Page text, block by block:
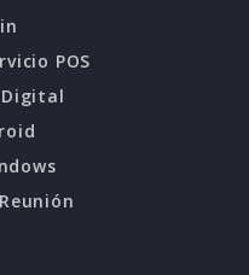
POS
Digital